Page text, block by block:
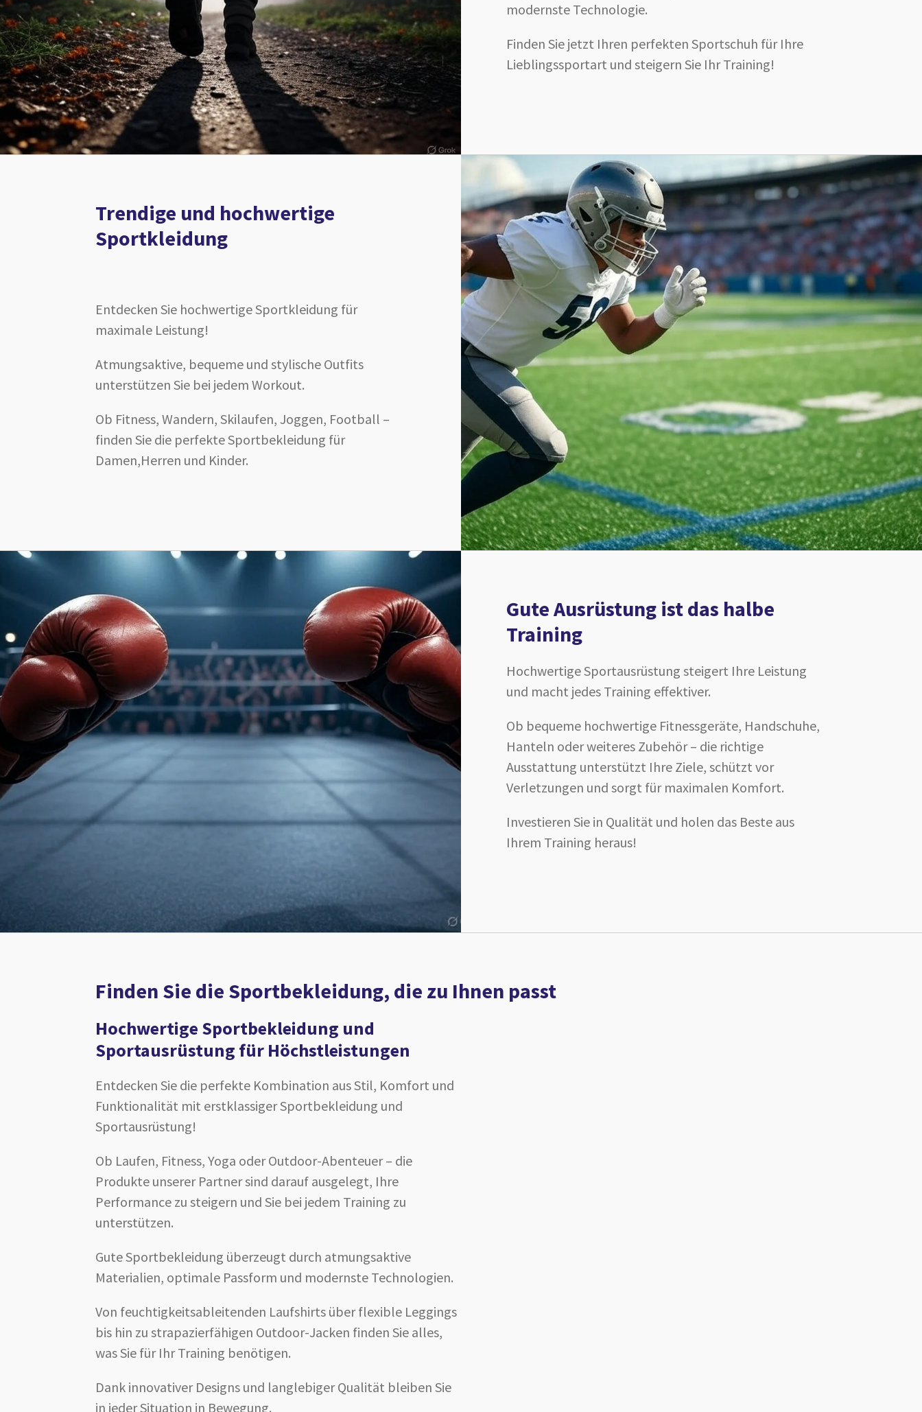
modernste Technologie.
Finden Sie jetzt Ihren perfekten Sportschuh für Ihre
Lieblingssportart und steigern Sie Ihr Training!
Trendige und hochwertige
Sportkleidung
Entdecken Sie hochwertige Sportkleidung für
maximale Leistung!
Atmungsaktive, bequeme und stylische Outfits
unterstützen Sie bei jedem Workout.
Ob Fitness, Wandern, Skilaufen, Joggen, Football –
finden Sie die perfekte Sportbekleidung für
Damen,Herren und Kinder.
Gute Ausrüstung ist das halbe
Training
Hochwertige Sportausrüstung steigert Ihre Leistung
und macht jedes Training effektiver.
Ob bequeme hochwertige Fitnessgeräte, Handschuhe,
Hanteln oder weiteres Zubehör – die richtige
Ausstattung unterstützt Ihre Ziele, schützt vor
Verletzungen und sorgt für maximalen Komfort.
Investieren Sie in Qualität und holen das Beste aus
Ihrem Training heraus!
Finden Sie die Sportbekleidung, die zu Ihnen passt
Hochwertige Sportbekleidung und
Sportausrüstung für Höchstleistungen
Entdecken Sie die perfekte Kombination aus Stil, Komfort und
Funktionalität mit erstklassiger Sportbekleidung und
Sportausrüstung!
Ob Laufen, Fitness, Yoga oder Outdoor-Abenteuer – die
Produkte unserer Partner sind darauf ausgelegt, Ihre
Performance zu steigern und Sie bei jedem Training zu
unterstützen.
Gute Sportbekleidung überzeugt durch atmungsaktive
Materialien, optimale Passform und modernste Technologien.
Von feuchtigkeitsableitenden Laufshirts über flexible Leggings
bis hin zu strapazierfähigen Outdoor-Jacken finden Sie alles,
was Sie für Ihr Training benötigen.
Dank innovativer Designs und langlebiger Qualität bleiben Sie
in jeder Situation in Bewegung.